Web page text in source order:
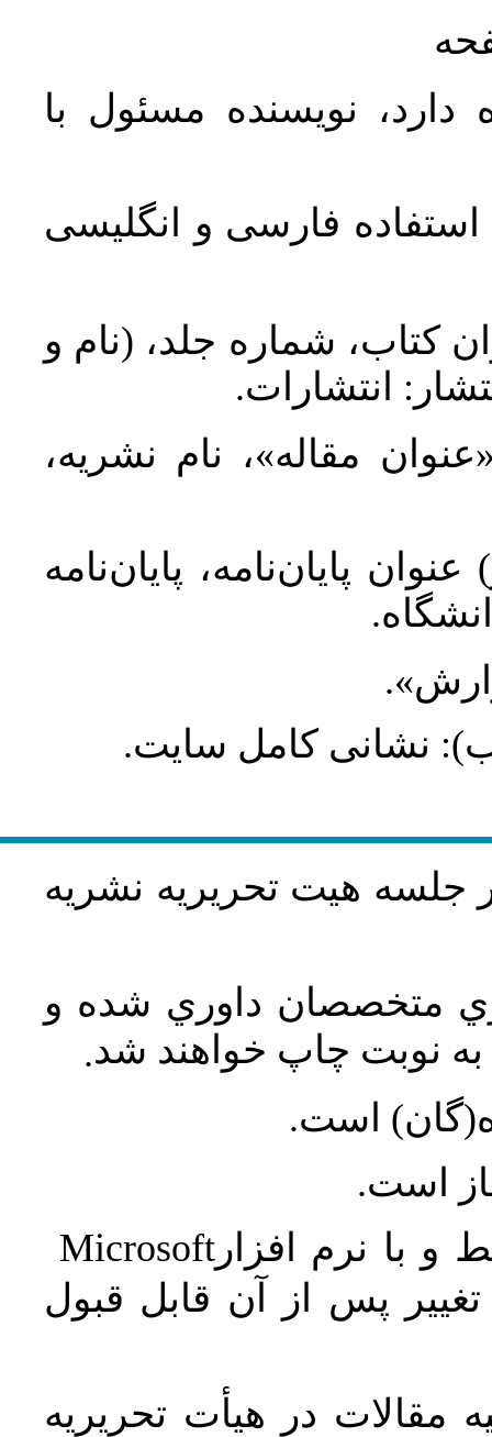
نویسنده مسئول با
استفاده فارسی و انگلیسی
کتاب، شماره جلد، (نام و
انتشارات.
مقاله»، نام نشریه،
پایان‌نامه، پایان‌نامه
نشانی کامل سایت.
جلسه هيت تحريريه نشريه
متخصصان داوري شده و
نوبت چاپ خواهند شد.
است.
است.
و با نرم افزارMicrosoft
پس از آن قابل قبول
مقالات در هیأت تحریریه